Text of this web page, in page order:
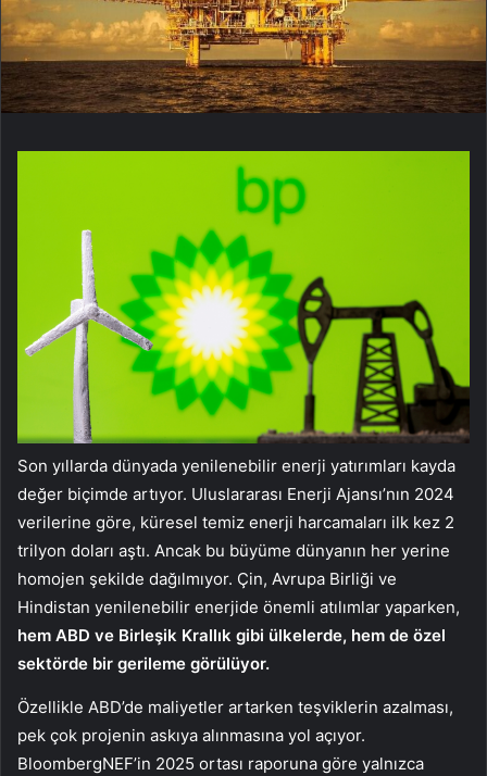
Son yıllarda dünyada yenilenebilir enerji yatırımları kayda
değer biçimde artıyor. Uluslararası Enerji Ajansı’nın 2024
verilerine göre, küresel temiz enerji harcamaları ilk kez 2
trilyon doları aştı. Ancak bu büyüme dünyanın her yerine
homojen şekilde dağılmıyor. Çin, Avrupa Birliği ve
Hindistan yenilenebilir enerjide önemli atılımlar yaparken,
hem ABD ve Birleşik Krallık gibi ülkelerde, hem de özel
sektörde bir gerileme görülüyor.
Özellikle ABD’de maliyetler artarken teşviklerin azalması,
pek çok projenin askıya alınmasına yol açıyor.
BloombergNEF’in 2025 ortası raporuna göre yalnızca